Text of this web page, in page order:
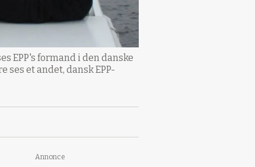
EPP's formand i den danske
ses et andet, dansk EPP-
Annonce